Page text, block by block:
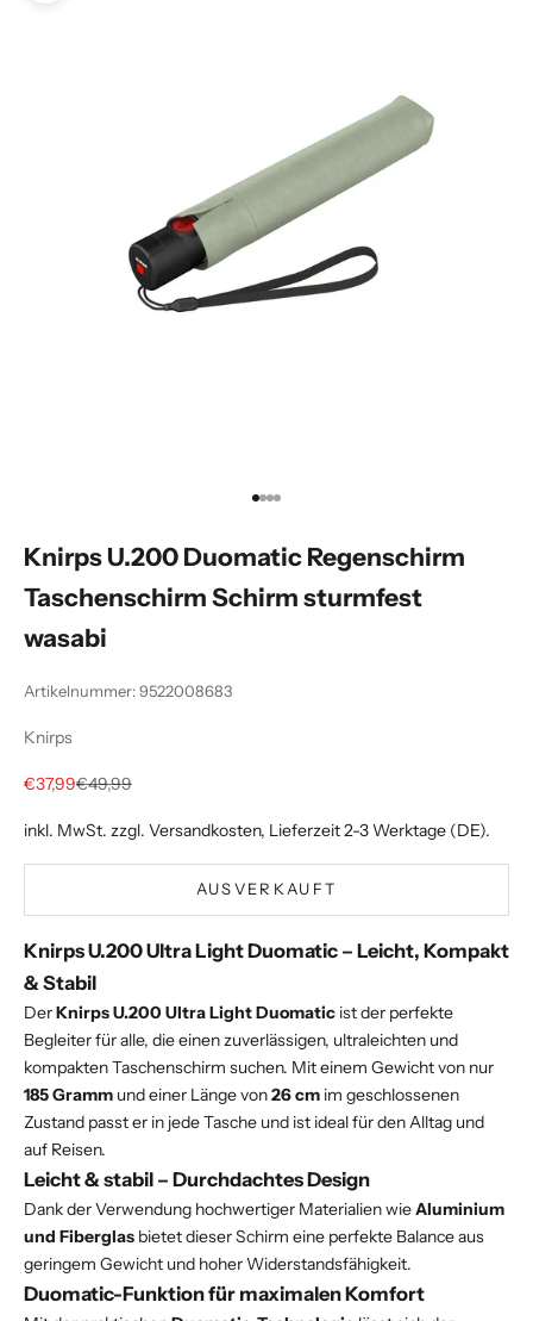
Gehe zu Element 1
Gehe zu Element 2
Gehe zu Element 3
Gehe zu Element 4
Knirps U.200 Duomatic Regenschirm
Taschenschirm Schirm sturmfest
wasabi
Artikelnummer: 9522008683
Knirps
Angebot
€37,99Regulärer Preis
€49,99
inkl. MwSt. zzgl. Versandkosten, Lieferzeit 2-3 Werktage (DE).
AUSVERKAUFT
Knirps U.200 Ultra Light Duomatic – Leicht, Kompakt
& Stabil
DerKnirps U.200 Ultra Light Duomatic ist der perfekte
Begleiter für alle, die einen zuverlässigen, ultraleichten und
kompakten Taschenschirm suchen. Mit einem Gewicht von nur
185 Gramm und einer Länge von26 cm im geschlossenen
Zustand passt er in jede Tasche und ist ideal für den Alltag und
auf Reisen.
Leicht & stabil – Durchdachtes Design
Dank der Verwendung hochwertiger Materialien wieAluminium
und Fiberglas bietet dieser Schirm eine perfekte Balance aus
geringem Gewicht und hoher Widerstandsfähigkeit.
Duomatic-Funktion für maximalen Komfort